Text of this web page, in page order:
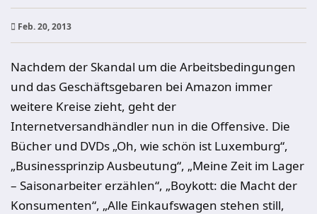
Feb. 20, 2013
Nachdem der Skandal um die Arbeitsbedingungen
und das Geschäftsgebaren bei Amazon immer
weitere Kreise zieht, geht der
Internetversandhändler nun in die Offensive. Die
Bücher und DVDs „Oh, wie schön ist Luxemburg“,
„Businessprinzip Ausbeutung“, „Meine Zeit im Lager
– Saisonarbeiter erzählen“, „Boykott: die Macht der
Konsumenten“, „Alle Einkaufswagen stehen still,